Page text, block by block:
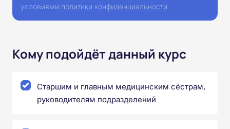
условиями политики конфиденциальности
Кому подойдёт данный курс
Старшим и главным медицинским сёстрам,
руководителям подразделений